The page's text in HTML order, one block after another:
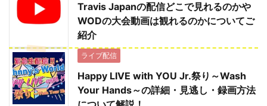
Travis Japanの配信どこで見れるのかや
WODの大会動画は観れるのかについてご
紹介
ライブ配信
Happy LIVE with YOU Jr.祭り～Wash
Your Hands～の詳細・見逃し・録画方法